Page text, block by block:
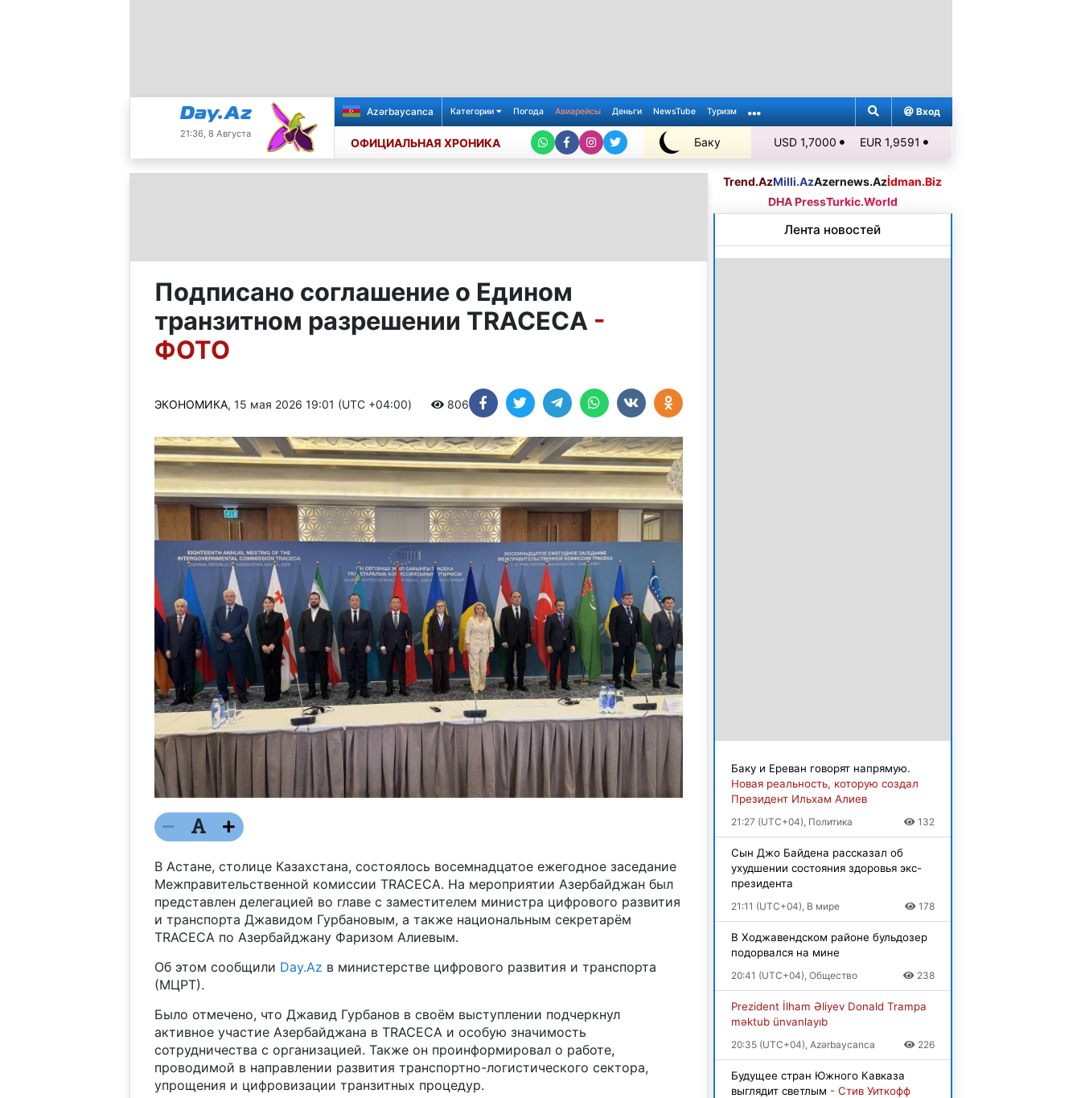
21:36, 8 Августа
Azərbaycanca Категории Погода Авиарейсы Деньги NewsTube Туризм Вход
ОФИЦИАЛЬНАЯ ХРОНИКА Баку
+29℃
USD 1,7000 EUR 1,9591
Подписано соглашение о Едином
транзитном разрешении TRACECA -
ФОТО
ЭКОНОМИКА, 15 мая 2026 19:01 (UTC +04:00) 806
В Астане, столице Казахстана, состоялось восемнадцатое ежегодное заседание
Межправительственной комиссии TRACECA. На мероприятии Азербайджан был
представлен делегацией во главе с заместителем министра цифрового развития
и транспорта Джавидом Гурбановым, а также национальным секретарём
TRACECA по Азербайджану Фаризом Алиевым.
Об этом сообщили Day.Az в министерстве цифрового развития и транспорта
(МЦРТ).
Было отмечено, что Джавид Гурбанов в своём выступлении подчеркнул
активное участие Азербайджана в TRACECA и особую значимость
сотрудничества с организацией. Также он проинформировал о работе,
проводимой в направлении развития транспортно-логистического сектора,
упрощения и цифровизации транзитных процедур.
Trend.AzMilli.AzAzernews.Azİdman.Biz
DHA PressTurkic.World
Лента новостей
Баку и Ереван говорят напрямую.
Новая реальность, которую создал
Президент Ильхам Алиев
21:27 (UTC+04), Политика 132
Сын Джо Байдена рассказал об
ухудшении состояния здоровья экс-
президента
21:11 (UTC+04), В мире 178
В Ходжавендском районе бульдозер
подорвался на мине
20:41 (UTC+04), Общество 238
Prezident İlham Əliyev Donald Trampa
məktub ünvanlayıb
20:35 (UTC+04), Azərbaycanca 226
Будущее стран Южного Кавказа
выглядит светлым - Стив Уиткофф